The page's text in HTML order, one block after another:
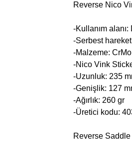
Reverse Nico
-Kullanım
-Serbest
-Malzeme:
-Nico Vink
-Uzunluk: 235
-Genişlik: 127
-Ağırlık: 260 gr
-Üretici kodu:
Reverse